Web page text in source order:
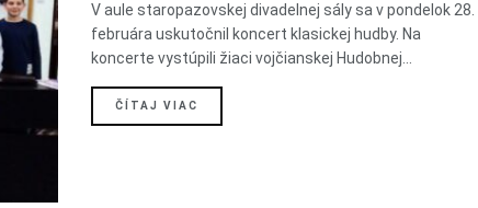
V aule staropazovskej divadelnej sály sa v pondelok 28.
februára uskutočnil koncert klasickej hudby. Na
koncerte vystúpili žiaci vojčianskej Hudobnej...
ČÍTAJ VIAC